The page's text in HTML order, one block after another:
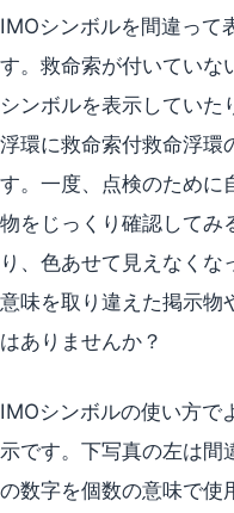
IMOシンボルを間違って
す。救命索が付いていな
シンボルを表示していた
浮環に救命索付救命浮環
す。一度、点検のために
物をじっくり確認してみ
り、色あせて見えなくな
意味を取り違えた掲示物
はありませんか？
IMOシンボルの使い方で
示です。下写真の左は間
の数字を個数の意味で使